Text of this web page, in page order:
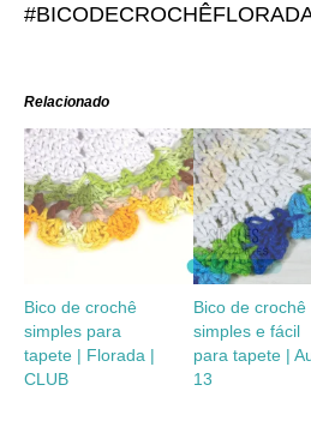
Relacionado
Bico de crochê
simples para
tapete | Florada |
CLUB
Bico de crochê
simples e fácil
para tapete |
13